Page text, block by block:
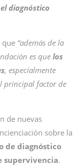
diagnóstico
que “además de la
es que los
, especialmente
principal factor de
de nuevas
sobre la
de diagnóstico
supervivencia.